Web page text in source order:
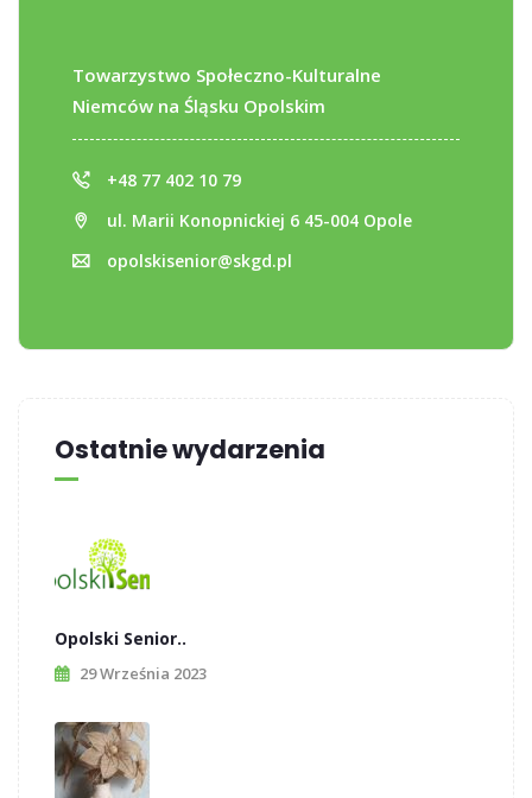
Towarzystwo Społeczno-Kulturalne
Niemców na Śląsku Opolskim
+48 77 402 10 79
ul. Marii Konopnickiej 6 45-004 Opole
opolskisenior@skgd.pl
Ostatnie wydarzenia
Opolski Senior..
29 Września 2023